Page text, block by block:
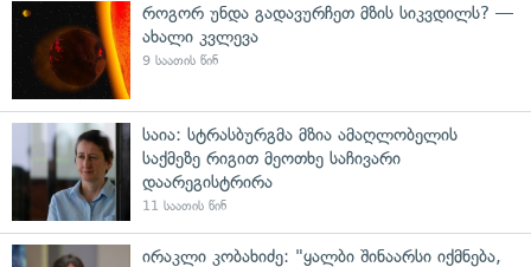
როგორ უნდა გადავურჩეთ მზის სიკვდილს? —
ახალი კვლევა
9 საათის წინ
საია: სტრასბურგმა მზია ამაღლობელის
საქმეზე რიგით მეოთხე საჩივარი
დაარეგისტრირა
11 საათის წინ
ირაკლი კობახიძე: "ყალბი შინაარსი იქმნება,